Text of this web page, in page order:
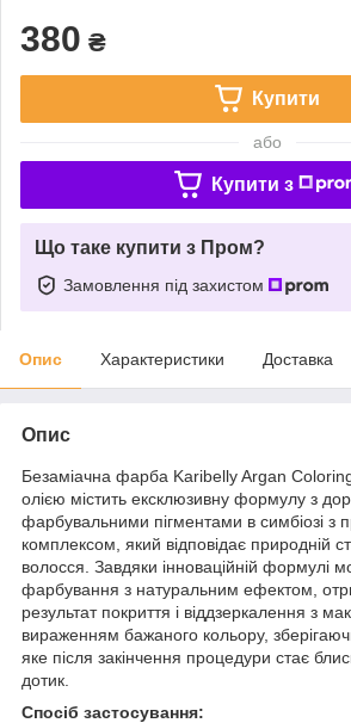
380 ₴
Купити
або
Купити з
Що таке купити з Пром?
Замовлення під захистом
Опис Характеристики Доставка
Опис
Безаміачна фарба Karibelly Argan
олією містить ексклюзивну формулу з
фарбувальними пігментами в симбіозі з
комплексом, який відповідає природній
волосся. Завдяки інноваційній формулі
фарбування з натуральним ефектом,
результат покриття і віддзеркалення з
вираженням бажаного кольору,
яке після закінчення процедури стає
дотик.
Спосіб застосування: